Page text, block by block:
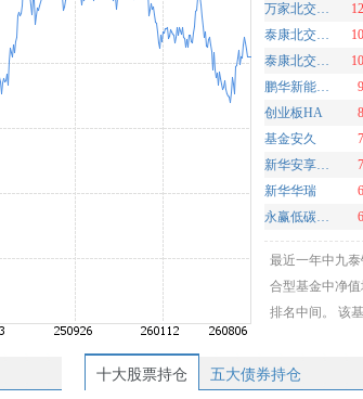
万家北交所慧选两年定期开放混合C
泰康北交所精选两年定开混合发起A
泰康北交所精选两年定开混合发起C
鹏华新能源混合
创业板HA
基金安久
新华安享多裕定开混合
新华华瑞
永赢低碳环保智选混合发起A
最近一年中九
合型基金中净
排名中间。 该
十大股票持仓 五大债券持仓